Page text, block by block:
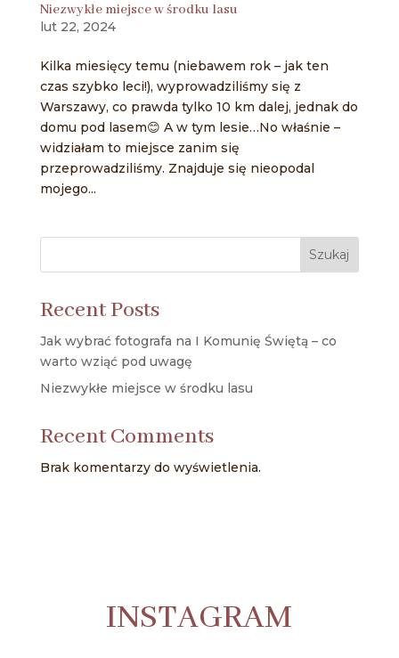
Niezwykłe miejsce w środku lasu
lut 22, 2024
Kilka miesięcy temu (niebawem rok – jak ten
czas szybko leci!), wyprowadziliśmy się z
Warszawy, co prawda tylko 10 km dalej, jednak do
domu pod lasem😊 A w tym lesie…No właśnie –
widziałam to miejsce zanim się
przeprowadziliśmy. Znajduje się nieopodal
mojego...
Szukaj
Recent Posts
Jak wybrać fotografa na I Komunię Świętą – co
warto wziąć pod uwagę
Niezwykłe miejsce w środku lasu
Recent Comments
Brak komentarzy do wyświetlenia.
INSTAGRAM